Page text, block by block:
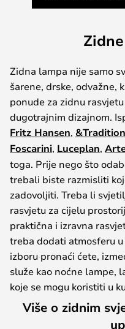
Zidna lampa nije samo
šarene, drske, odvažne,
ponude za zidnu
dugotrajnim dizajnom.
Fritz Hansen, &Tradition
Foscarini, Luceplan,
toga. Prije nego što
trebali biste razmisliti
zadovoljiti. Treba li
rasvjetu za cijelu
praktična i izravna
treba dodati atmosferu
izboru pronaći ćete,
služe kao noćne lampe,
koje se mogu koristiti u
Više o zidnim